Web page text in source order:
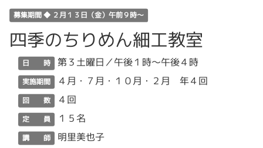
募集期間 ◆ ２月１３日（金）午前９時～
四季のちりめん細工教室
日 時 第３土曜日／午後１時～午後４時
実施期間 ４月・７月・１０月・２月 年４回
回 数 ４回
定 員 １５名
講 師 明里美也子